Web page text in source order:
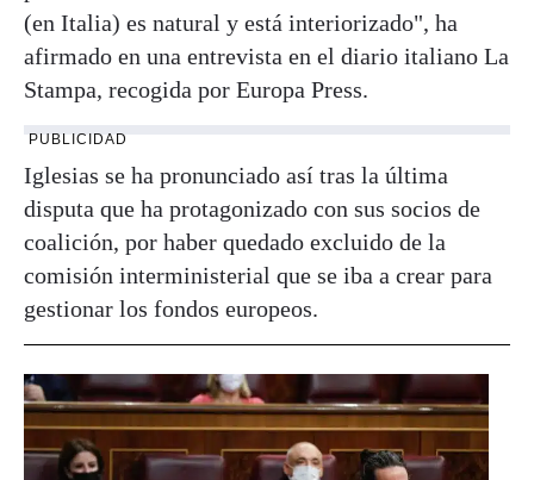
(en Italia) es natural y está interiorizado", ha
afirmado en una entrevista en el diario italiano La
Stampa, recogida por Europa Press.
PUBLICIDAD
Iglesias se ha pronunciado así tras la última
disputa que ha protagonizado con sus socios de
coalición, por haber quedado excluido de la
comisión interministerial que se iba a crear para
gestionar los fondos europeos.